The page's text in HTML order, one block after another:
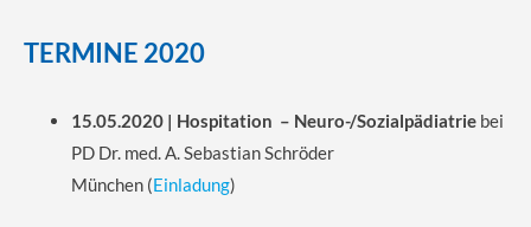
TERMINE 2020
15.05.2020 | Hospitation – Neuro-/Sozialpädiatrie bei
PD Dr. med. A. Sebastian Schröder
München (Einladung)